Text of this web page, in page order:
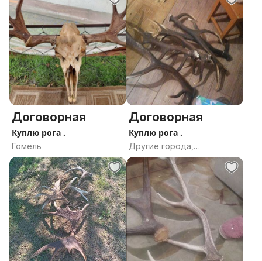
Договорная
Куплю рога .
Гомель
Договорная
Куплю рога .
Другие города,
Гродненская область